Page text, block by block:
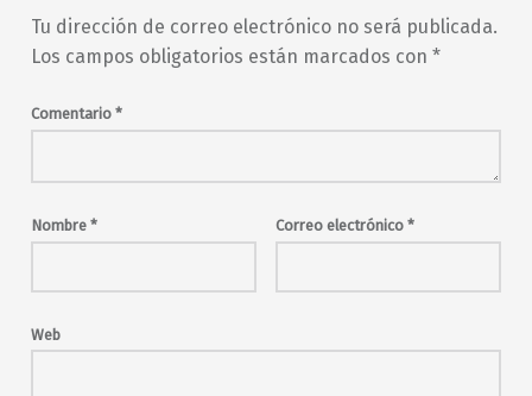
Tu dirección de correo electrónico no será publicada.
Los campos obligatorios están marcados con *
Comentario *
Nombre * Correo electrónico *
Web